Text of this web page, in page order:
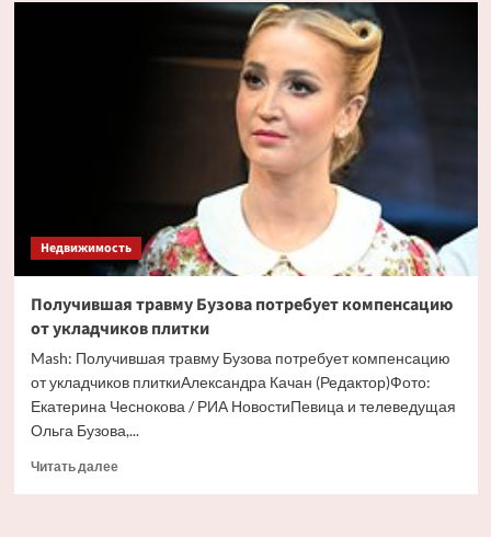
Недвижимость
Получившая травму Бузова потребует компенсацию
от укладчиков плитки
Mash: Получившая травму Бузова потребует компенсацию
от укладчиков плиткиАлександра Качан (Редактор)Фото:
Екатерина Чеснокова / РИА НовостиПевица и телеведущая
Ольга Бузова,...
Читать далееПрочитать